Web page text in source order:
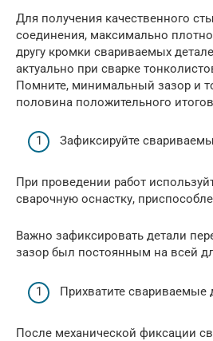
Для получения качественного
соединения, максимально плотно
другу кромки свариваемых
актуально при сварке
Помните, минимальный зазор и
половина положительного
Зафиксируйте
При проведении работ
сварочную оснастку,
Важно зафиксировать детали
зазор был постоянным на всей
Прихватите свариваемые
После механической фиксации